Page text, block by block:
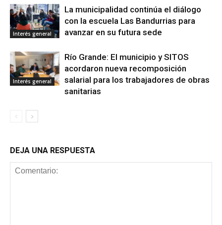
Interés general
La municipalidad continúa el diálogo
con la escuela Las Bandurrias para
avanzar en su futura sede
Interés general
Río Grande: El municipio y SITOS
acordaron nueva recomposición
salarial para los trabajadores de obras
sanitarias
DEJA UNA RESPUESTA